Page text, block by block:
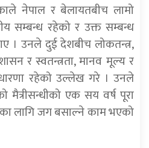
नेपाल र बेलायतबीच लामो
सम्बन्ध रहेको र उक्त सम्बन्ध
। उनले दुई देशबीच लोकतन्त्र,
र स्वतन्त्रता, मानव मूल्य र
धारणा रहेको उल्लेख गरे । उनले
मैत्रीसन्धीको एक सय वर्ष पूरा
लागि जग बसाल्ने काम भएको